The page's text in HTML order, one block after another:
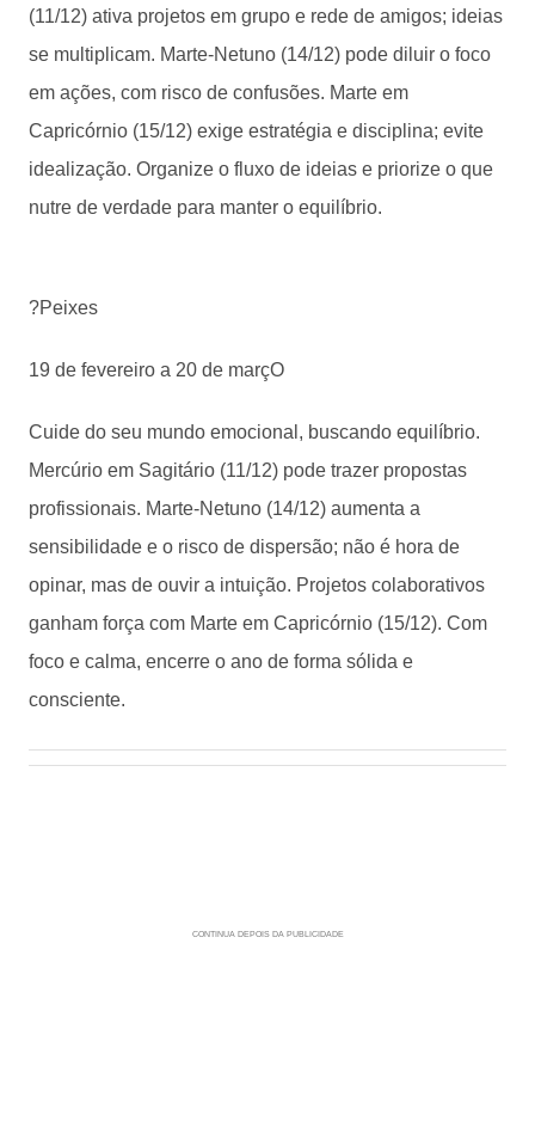
(11/12) ativa projetos em grupo e rede de amigos; ideias
se multiplicam. Marte-Netuno (14/12) pode diluir o foco
em ações, com risco de confusões. Marte em
Capricórnio (15/12) exige estratégia e disciplina; evite
idealização. Organize o fluxo de ideias e priorize o que
nutre de verdade para manter o equilíbrio.
?Peixes
19 de fevereiro a 20 de marçO
Cuide do seu mundo emocional, buscando equilíbrio.
Mercúrio em Sagitário (11/12) pode trazer propostas
profissionais. Marte-Netuno (14/12) aumenta a
sensibilidade e o risco de dispersão; não é hora de
opinar, mas de ouvir a intuição. Projetos colaborativos
ganham força com Marte em Capricórnio (15/12). Com
foco e calma, encerre o ano de forma sólida e
consciente.